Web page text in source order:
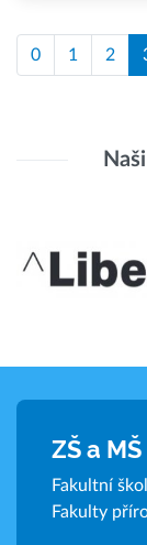
0 1 2
ZŠ a
Fakultní
Fakulty